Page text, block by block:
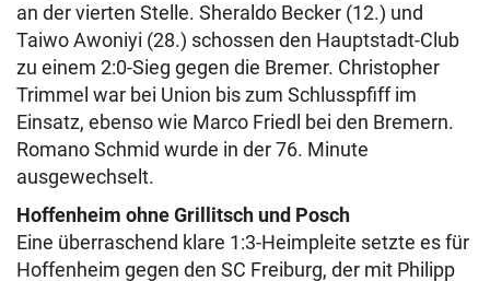
an der vierten Stelle. Sheraldo Becker (12.) und
Taiwo Awoniyi (28.) schossen den Hauptstadt-Club
zu einem 2:0-Sieg gegen die Bremer. Christopher
Trimmel war bei Union bis zum Schlusspfiff im
Einsatz, ebenso wie Marco Friedl bei den Bremern.
Romano Schmid wurde in der 76. Minute
ausgewechselt.
Hoffenheim ohne Grillitsch und Posch
Eine überraschend klare 1:3-Heimpleite setzte es für
Hoffenheim gegen den SC Freiburg, der mit Philipp